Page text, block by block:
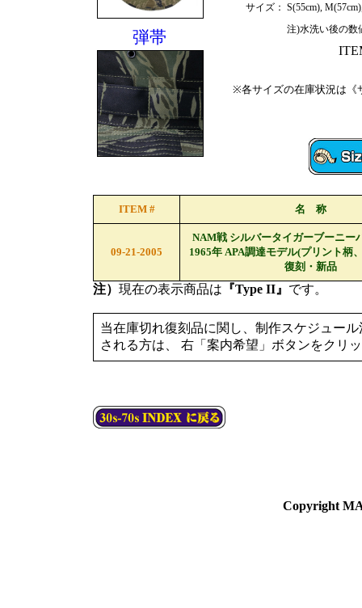
弾帯
サイズ： S(55cm),
注)水洗い後の数
※各サイズの在庫状況は《
ITEM # 名 称
09-21-2005
NAM戦 シルバータイガーブーニー
1965年 APA調達モデル(プリント柄
復刻・新品
注） 現在の表示商品は 『Type II』 です。
当在庫切れ復刻品に関し、制作スケジュー
される方は、 右「案内希望」ボタンをクリ
Copyright